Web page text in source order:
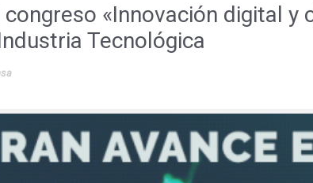
«Innovación digital
Tecnológica